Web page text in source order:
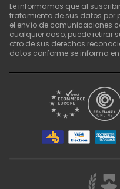
Le informamos que al
tratamiento de sus datos por
el envío de comunicaciones
cualquier caso, puede retirar
otro de sus derechos
datos conforme se informa